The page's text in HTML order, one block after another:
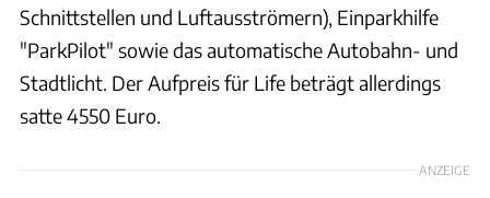
Schnittstellen und Luftausströmern), Einparkhilfe
"ParkPilot" sowie das automatische Autobahn- und
Stadtlicht. Der Aufpreis für Life beträgt allerdings
satte 4550 Euro.
ANZEIGE